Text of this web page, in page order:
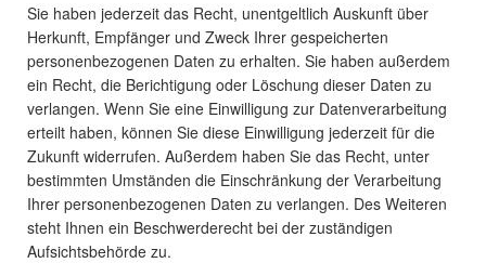
Sie haben jederzeit das Recht, unentgeltlich Auskunft über
Herkunft, Empfänger und Zweck Ihrer gespeicherten
personenbezogenen Daten zu erhalten. Sie haben außerdem
ein Recht, die Berichtigung oder Löschung dieser Daten zu
verlangen. Wenn Sie eine Einwilligung zur Datenverarbeitung
erteilt haben, können Sie diese Einwilligung jederzeit für die
Zukunft widerrufen. Außerdem haben Sie das Recht, unter
bestimmten Umständen die Einschränkung der Verarbeitung
Ihrer personenbezogenen Daten zu verlangen. Des Weiteren
steht Ihnen ein Beschwerderecht bei der zuständigen
Aufsichtsbehörde zu.